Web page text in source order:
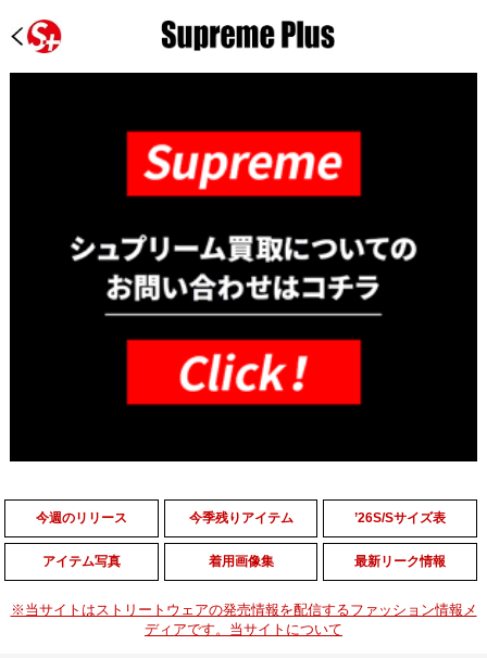
今週のリリース 今季残りアイテム ’26S/Sサイズ表
アイテム写真 着用画像集 最新リーク情報
※当サイトはストリートウェアの発売情報を配信するファッション情報メ
ディアです。当サイトについて